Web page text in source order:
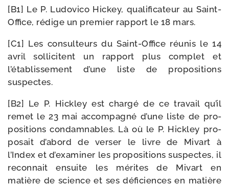
[B1] Le P. Ludovico Hickey, qua­li­fi­ca­teur au Saint-​
Office, rédige un pre­mier rap­port le 18 mars.
[C1] Les consul­teurs du Saint-​Office réunis le 14
avril sol­li­citent un rap­port plus com­plet et
l’établissement d’une liste de pro­po­si­tions
suspectes.
[B2] Le P. Hickley est char­gé de ce tra­vail qu’il
remet le 23 mai accom­pa­gné d’une liste de pro­
po­si­tions condam­nables. Là où le P. Hickley pro­
po­sait d’abord de ver­ser le livre de Mivart à
l’Index et d’examiner les pro­po­si­tions sus­pectes, il
recon­nait ensuite les mérites de Mivart en
matière de science et ses défi­ciences en matière